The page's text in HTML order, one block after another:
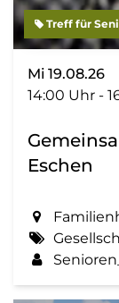
Treff für
Mi 19.08.26
14:00 Uhr -
Eschen
Familienhilfe
Gesellschaft,